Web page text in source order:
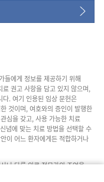
들에게 정보를 제공하기 위해
권고 사항을 담고 있지 않으며,
. 여기 인용된 임상 문헌은
것이며, 여호와의 증인이 발행한
심을 갖고, 사용 가능한 치료
념에 맞는 치료 방법을 선택할 수
이 어느 환자에게든 적합하거나
나 다른 의료 전문가의 조언을